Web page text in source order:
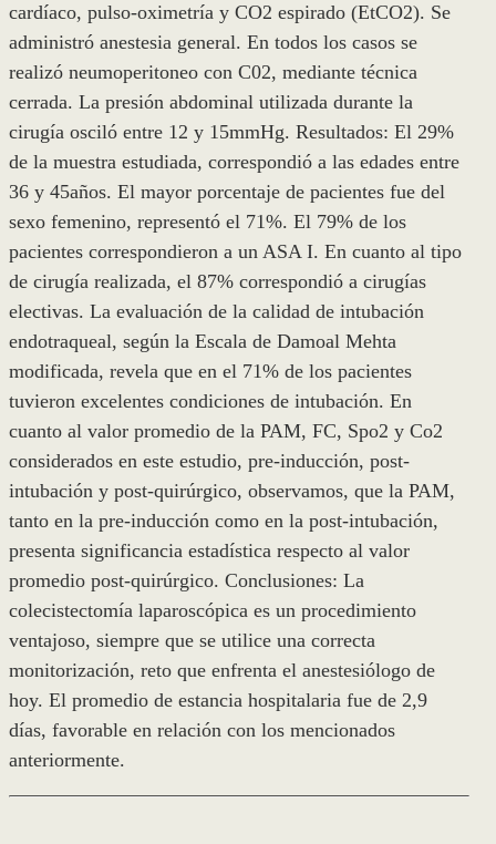
cardíaco, pulso-oximetría y CO2 espirado (EtCO2). Se
administró anestesia general. En todos los casos se
realizó neumoperitoneo con C02, mediante técnica
cerrada. La presión abdominal utilizada durante la
cirugía osciló entre 12 y 15mmHg. Resultados: El 29%
de la muestra estudiada, correspondió a las edades entre
36 y 45años. El mayor porcentaje de pacientes fue del
sexo femenino, representó el 71%. El 79% de los
pacientes correspondieron a un ASA I. En cuanto al tipo
de cirugía realizada, el 87% correspondió a cirugías
electivas. La evaluación de la calidad de intubación
endotraqueal, según la Escala de Damoal Mehta
modificada, revela que en el 71% de los pacientes
tuvieron excelentes condiciones de intubación. En
cuanto al valor promedio de la PAM, FC, Spo2 y Co2
considerados en este estudio, pre-inducción, post-
intubación y post-quirúrgico, observamos, que la PAM,
tanto en la pre-inducción como en la post-intubación,
presenta significancia estadística respecto al valor
promedio post-quirúrgico. Conclusiones: La
colecistectomía laparoscópica es un procedimiento
ventajoso, siempre que se utilice una correcta
monitorización, reto que enfrenta el anestesiólogo de
hoy. El promedio de estancia hospitalaria fue de 2,9
días, favorable en relación con los mencionados
anteriormente.